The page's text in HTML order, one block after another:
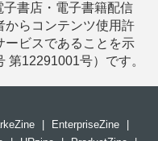
書店・電子書籍配信
からコンテンツ使用許
ービスであることを示
第12291001号）です。
EnterpriseZine